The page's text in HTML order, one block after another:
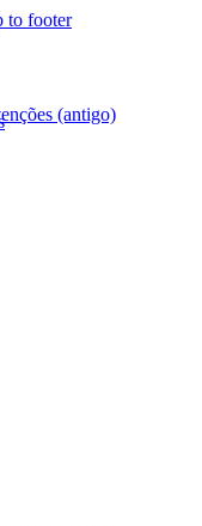
to footer
(antigo)